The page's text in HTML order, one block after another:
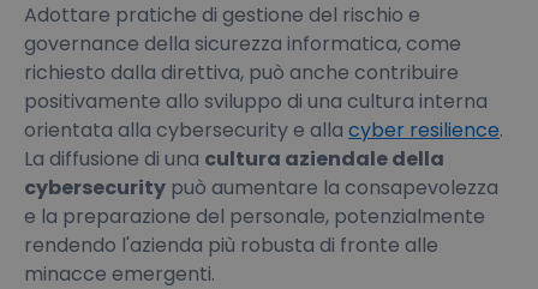
Adottare pratiche di gestione del rischio e
governance della sicurezza informatica, come
richiesto dalla direttiva, può anche contribuire
positivamente allo sviluppo di una cultura interna
orientata alla cybersecurity e alla cyber resilience.
La diffusione di una cultura aziendale della
cybersecurity può aumentare la consapevolezza
e la preparazione del personale, potenzialmente
rendendo l'azienda più robusta di fronte alle
minacce emergenti.